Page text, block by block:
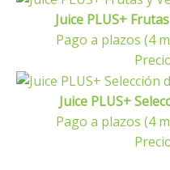
Juice PLUS+
Pago a plazos (4
Juice PLUS+
Pago a plazos (4